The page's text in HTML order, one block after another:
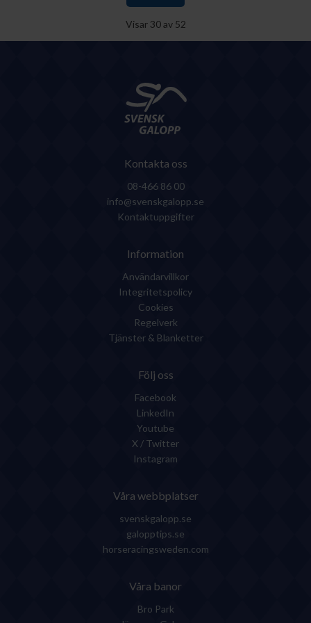
Visar30av 52
Kontakta oss
08-466 86 00
info@svenskgalopp.se
Kontaktuppgifter
Information
Användarvillkor
Integritetspolicy
Cookies
Regelverk
Tjänster & Blanketter
Följ oss
Facebook
LinkedIn
Youtube
X / Twitter
Instagram
Våra webbplatser
svenskgalopp.se
galopptips.se
horseracingsweden.com
Våra banor
Bro Park